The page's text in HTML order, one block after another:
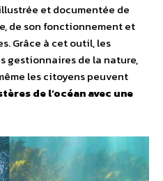
et documentée de
de son fonctionnement et
Grâce à cet outil, les
gestionnaires de la nature,
les citoyens peuvent
de l’océan avec une